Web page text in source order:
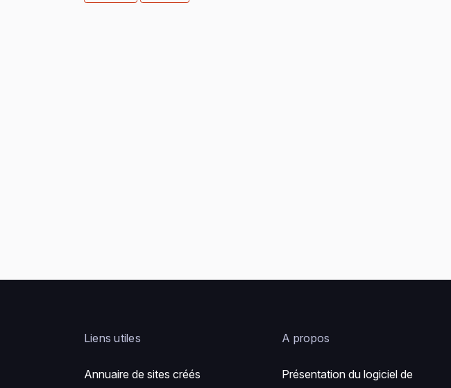
Liens utiles
Annuaire de sites créés
A propos
Présentation du logiciel de